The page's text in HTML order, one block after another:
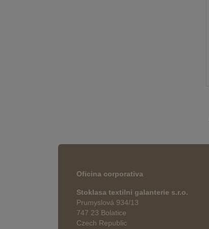
Oficina corporativa
Stoklasa textilni galanterie s.r.o.
Prumyslová 934/13
747 23 Bolatice
Czech Republic